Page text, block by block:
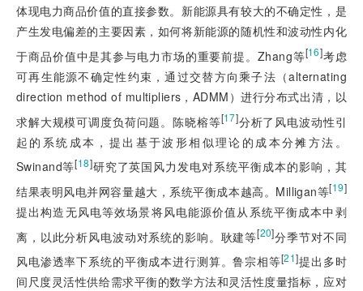
体现电力商品价值的直接参数。新能源具有较大的不确定性，是
产生发电偏差的主要因素，如何将新能源的随机性和波动性内化
于商品价值中是其参与电力市场的重要前提。Zhang等[16]考虑
可再生能源不确定性约束，通过交替方向乘子法（alternating
direction method of multipliers，ADMM）进行分布式出清，以
求解大规模可调度负荷问题。陈晓榕等[17]分析了风电波动性引
起的系统成本，提出基于波形相似理论的成本分摊方法。
Swinand等[18]研究了英国风力发电对系统平衡成本的影响，其
结果表明风电并网容量越大，系统平衡成本越高。Milligan等[19]
提出构造无风电等效场景将风电能源价值从系统平衡成本中剥
离，以此分析风电波动对系统的影响。耿建等[20]分季节对不同
风电渗透率下系统的平衡成本进行测算。鲁宗相等[21]提出多时
间尺度灵活性供给需求平衡的数学方法和灵活性度量指标，应对